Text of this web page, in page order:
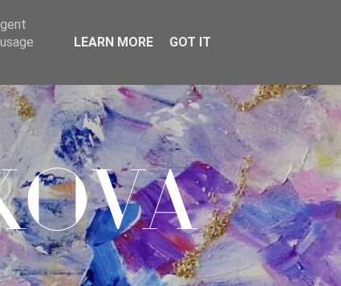
LEARN MORE GOT IT